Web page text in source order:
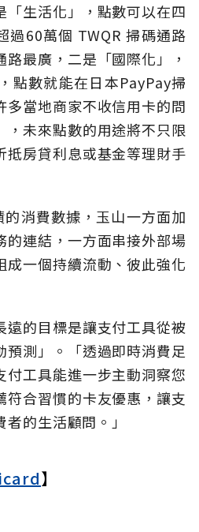
「生活化」，點數可以在四
過60萬個 TWQR 掃碼通路
最廣，二是「國際化」，
點數就能在日本PayPay掃
多當地商家不收信用卡的問
，未來點數的用途將不只限
抵房貸利息或基金等理財手
消費數據，玉山一方面加
的連結，一方面串接外部場
成一個持續流動、彼此強化
遠的目標是讓支付工具從被
預測」。「透過即時消費足
付工具能進一步主動洞察您
符合習慣的卡友優惠，讓支
的生活顧問。」
】